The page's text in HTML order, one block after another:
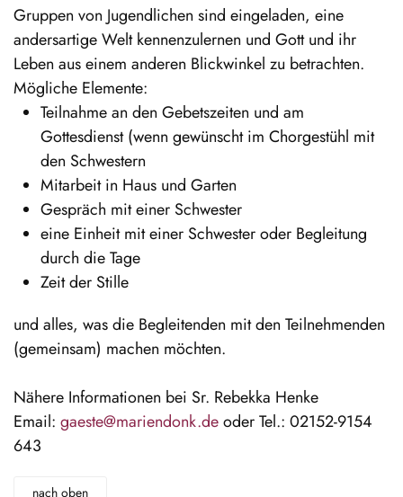
Gruppen von Jugendlichen sind eingeladen, eine
andersartige Welt kennenzulernen und Gott und ihr
Leben aus einem anderen Blickwinkel zu betrachten.
Mögliche Elemente:
Teilnahme an den Gebetszeiten und am
Gottesdienst (wenn gewünscht im Chorgestühl mit
den Schwestern
Mitarbeit in Haus und Garten
Gespräch mit einer Schwester
eine Einheit mit einer Schwester oder Begleitung
durch die Tage
Zeit der Stille
und alles, was die Begleitenden mit den Teilnehmenden
(gemeinsam) machen möchten.
Nähere Informationen bei Sr. Rebekka Henke
Email: gaeste@mariendonk.deoder Tel.: 02152-9154
643
nach oben